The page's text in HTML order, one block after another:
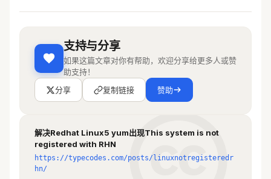
s/RPM-GPG-KEY-CentOS-5
#contrib - packages by Centos Users
[contrib]
name=CentOS-5 - Contrib
baseurl=http://centos.ustc.edu.cn/cen
tos/5/contrib/$basearch/
enabled=0
gpgkey=http://mirror.centos.org/cento
支持与分享
如果这篇文章对你有帮助，欢迎分享给更多人或赞
助支持！
分享
复制链接 赞助
解决Redhat Linux5 yum出现This system is not
registered with RHN
https://typecodes.com/posts/linuxnotregisteredr
hn/